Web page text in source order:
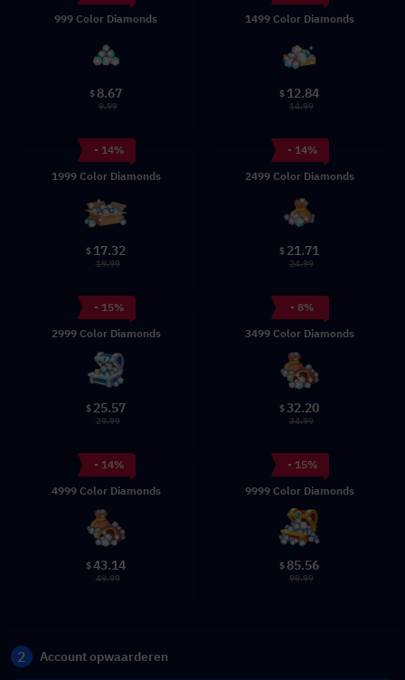
999 Color Diamonds
$ 8.67
9.99
1499 Color Diamonds
$ 12.84
14.99
- 14%
1999 Color Diamonds
$ 17.32
19.99
- 14%
2499 Color Diamonds
$ 21.71
24.99
- 15%
2999 Color Diamonds
$ 25.57
29.99
- 8%
3499 Color Diamonds
$32.20
34.99
- 14%
4999 Color Diamonds
$43.14
49.99
- 15%
9999 Color Diamonds
$ 85.56
99.99
2 Account opwaarderen